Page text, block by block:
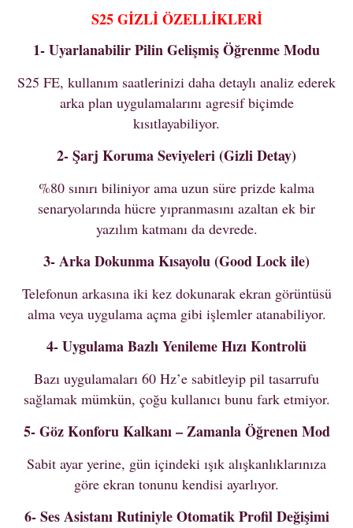
S25 GİZLİ ÖZELLİKLERİ
1- Uyarlanabilir Pilin Gelişmiş Öğrenme Modu
S25 FE, kullanım saatlerinizi daha detaylı analiz ederek
arka plan uygulamalarını agresif biçimde
kısıtlayabiliyor.
2- Şarj Koruma Seviyeleri (Gizli Detay)
%80 sınırı biliniyor ama uzun süre prizde kalma
senaryolarında hücre yıpranmasını azaltan ek bir
yazılım katmanı da devrede.
3- Arka Dokunma Kısayolu (Good Lock ile)
Telefonun arkasına iki kez dokunarak ekran görüntüsü
alma veya uygulama açma gibi işlemler atanabiliyor.
4- Uygulama Bazlı Yenileme Hızı Kontrolü
Bazı uygulamaları 60 Hz’e sabitleyip pil tasarrufu
sağlamak mümkün, çoğu kullanıcı bunu fark etmiyor.
5- Göz Konforu Kalkanı – Zamanla Öğrenen Mod
Sabit ayar yerine, gün içindeki ışık alışkanlıklarınıza
göre ekran tonunu kendisi ayarlıyor.
6- Ses Asistanı Rutiniyle Otomatik Profil Değişimi